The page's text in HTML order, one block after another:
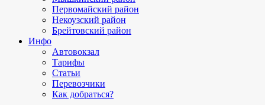
Первомайский район
Некоузский район
Брейтовский район
Инфо
Автовокзал
Тарифы
Статьи
Перевозчики
Как добраться?